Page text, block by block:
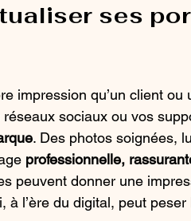
ses
impression qu’un client ou
sociaux ou vos
. Des photos soignées,
professionnelle,
peuvent donner une
l’ère du digital, peut